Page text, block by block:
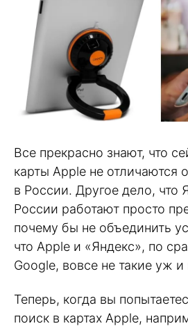
Все прекрасно знают, что
карты Apple не отличаются
в России. Другое дело, что
России работают просто
почему бы не объединить
что Apple и «Яндекс», по
Google, вовсе не такие уж и
Теперь, когда вы
поиск в картах Apple,